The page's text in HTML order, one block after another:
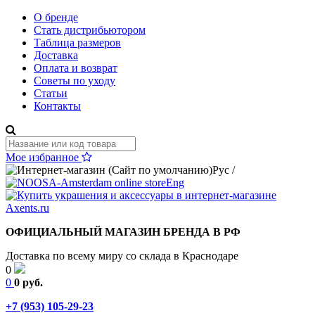
О бренде
Стать дистрибьютором
Таблица размеров
Доставка
Оплата и возврат
Советы по уходу
Статьи
Контакты
Мое избранное
Рус /
Eng
ОФИЦИАЛЬНЫЙ МАГАЗИН БРЕНДА В РФ
Доставка по всему миру со склада в Краснодаре
0
0 0 руб.
+7 (953) 105-29-23